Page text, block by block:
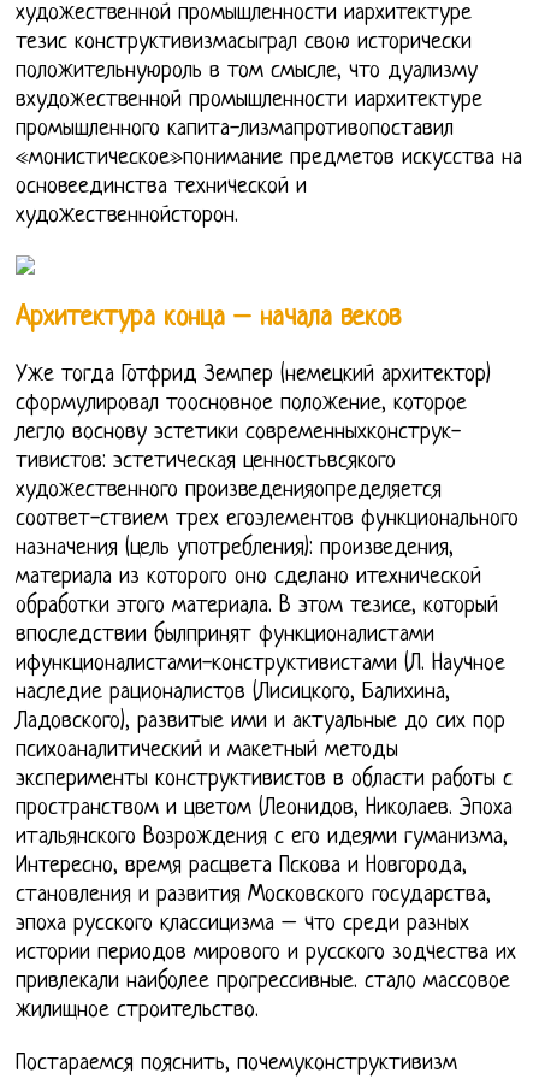
художественной промышленности иархитектуре
тезис конструктивизмасыграл свою исторически
положительнуюроль в том смысле, что дуализму
вхудожественной промышленности иархитектуре
промышленного капита-лизмапротивопоставил
«монистическое»понимание предметов искусства на
основеединства технической и
художественнойсторон.
Архитектура конца – начала веков
Уже тогда Готфрид Земпер (немецкий архитектор)
сформулировал тоосновное положение, которое
легло воснову эстетики современныхконструк-
тивистов: эстетическая ценностьвсякого
художественного произведенияопределяется
соответ-ствием трех егоэлементов функционального
назначения (цель употребления): произведения,
материала из которого оно сделано итехнической
обработки этого материала. В этом тезисе, который
впоследствии былпринят функционалистами
ифункционалистами-конструктивистами (Л. Научное
наследие рационалистов (Лисицкого, Балихина,
Ладовского), развитые ими и актуальные до сих пор
психоаналитический и макетный методы
эксперименты конструктивистов в области работы с
пространством и цветом (Леонидов, Николаев. Эпоха
итальянского Возрождения с его идеями гуманизма,
Интересно, время расцвета Пскова и Новгорода,
становления и развития Московского государства,
эпоха русского классицизма – что среди разных
истории периодов мирового и русского зодчества их
привлекали наиболее прогрессивные. стало массовое
жилищное строительство.
Постараемся пояснить, почемуконструктивизм